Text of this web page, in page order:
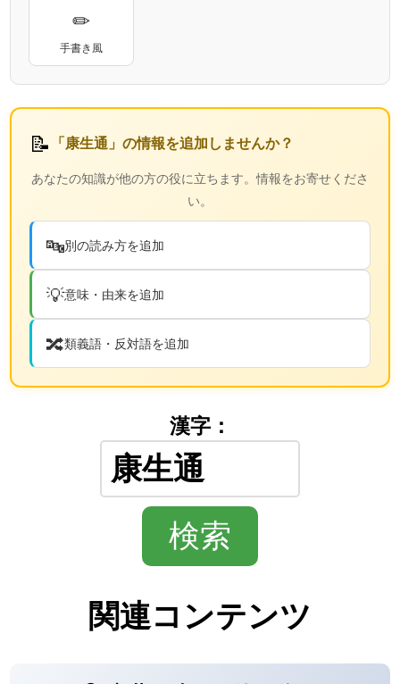
✏
手書き風
📝 「康生通」の情報を追加しませんか？
あなたの知識が他の方の役に立ちます。情報をお寄せくださ
い。
🔤別の読み方を追加
💡意味・由来を追加
🔀類義語・反対語を追加
漢字：
関連コンテンツ